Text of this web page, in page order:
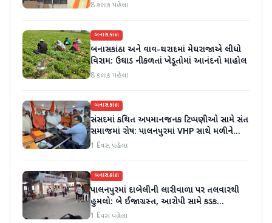
8 કલાક પહેલા
બનાસકાંઠા
બનાસકાંઠા અને વાવ-થરાદમાં મેઘરાજાએ લીધો
વિરામ: ઉઘાડ નીકળતાં ખેડૂતોમાં આનંદનો માહોલ
8 કલાક પહેલા
બનાસકાંઠા
સંસદમાં કથિત અપમાનજનક ટિપ્પણીઓ સામે સંત
સમાજમાં રોષ: પાલનપુરમાં VHP સાથે મળીને
અધિક કલેક્ટરને આવેદનપત્ર આપ્યું
1 દિવસ પહેલા
બનાસકાંઠા
પાલનપુરમાં દાબેલીની લારીવાળા પર તલવારથી
હુમલો: બે ઈજાગ્રસ્ત, આરોપી સામે કડક
કાર્યવાહીની માંગ
1 દિવસ પહેલા